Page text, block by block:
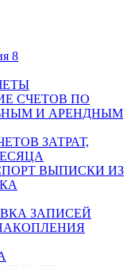
8
СЧЕТОВ ПО
И АРЕНДНЫМ
ЗАТРАТ,
ВЫПИСКИ ИЗ
ЗАПИСЕЙ